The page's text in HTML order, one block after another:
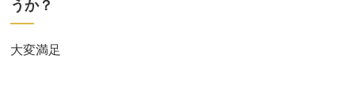
うか？
大変満足